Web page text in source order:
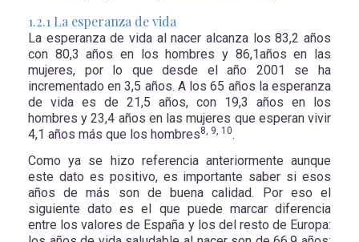
1.2.1 La esperanza de vida
La esperanza de vida al nacer alcanza los 83,2 años
con 80,3 años en los hombres y 86,1años en las
mujeres, por lo que desde el año 2001 se ha
incrementado en 3,5 años. A los 65 años la esperanza
de vida es de 21,5 años, con 19,3 años en los
hombres y 23,4 años en las mujeres que esperan vivir
4,1 años más que los hombres8, 9, 10.
Como ya se hizo referencia anteriormente aunque
este dato es positivo, es importante saber si esos
años de más son de buena calidad. Por eso el
siguiente dato es el que puede marcar diferencia
entre los valores de España y los del resto de Europa: